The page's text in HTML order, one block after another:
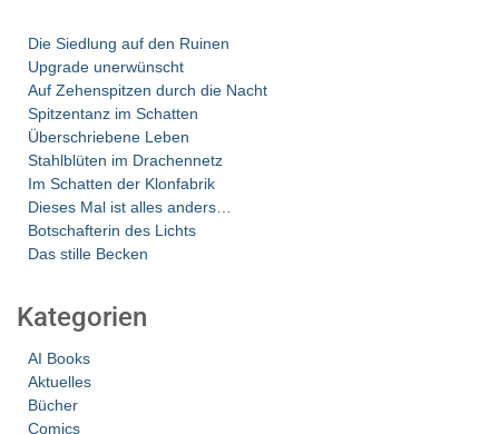
Die Siedlung auf den Ruinen
Upgrade unerwünscht
Auf Zehenspitzen durch die Nacht
Spitzentanz im Schatten
Überschriebene Leben
Stahlblüten im Drachennetz
Im Schatten der Klonfabrik
Dieses Mal ist alles anders…
Botschafterin des Lichts
Das stille Becken
Kategorien
AI Books
Aktuelles
Bücher
Comics